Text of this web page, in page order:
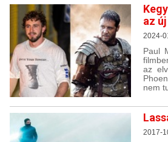
az
2024-
Paul
az
nem
2017-